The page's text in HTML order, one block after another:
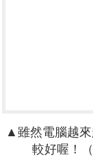
▲雖然電腦越
較好喔！